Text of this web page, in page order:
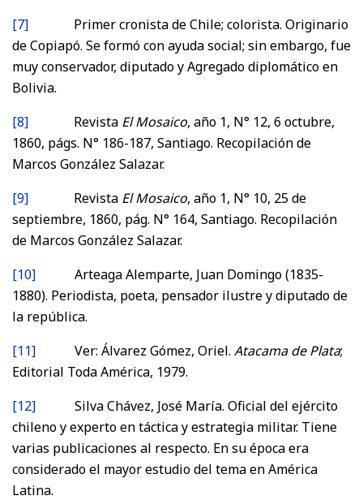
[7] Primer cronista de Chile; colorista. Originario
de Copiapó. Se formó con ayuda social; sin embargo, fue
muy conservador, diputado y Agregado diplomático en
Bolivia.
[8] Revista El Mosaico, año 1, N° 12, 6 octubre,
1860, págs. N° 186-187, Santiago. Recopilación de
Marcos González Salazar.
[9] Revista El Mosaico, año 1, N° 10, 25 de
septiembre, 1860, pág. N° 164, Santiago. Recopilación
de Marcos González Salazar.
[10] Arteaga Alemparte, Juan Domingo (1835-
1880). Periodista, poeta, pensador ilustre y diputado de
la república.
[11] Ver: Álvarez Gómez, Oriel. Atacama de Plata;
Editorial Toda América, 1979.
[12] Silva Chávez, José María. Oficial del ejército
chileno y experto en táctica y estrategia militar. Tiene
varias publicaciones al respecto. En su época era
considerado el mayor estudio del tema en América
Latina.